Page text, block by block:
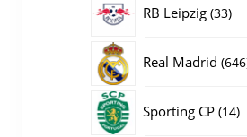
RB Leipzig 3333
Real Madrid 646
Sporting CP 1414